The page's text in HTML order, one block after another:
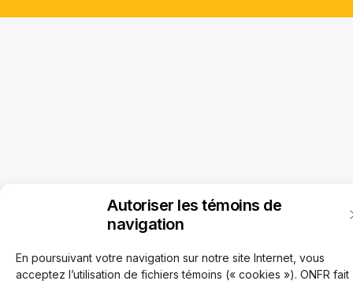
Autoriser les témoins de
navigation
En poursuivant votre navigation sur notre site Internet, vous
acceptez l’utilisation de fichiers témoins (« cookies »). ONFR fait